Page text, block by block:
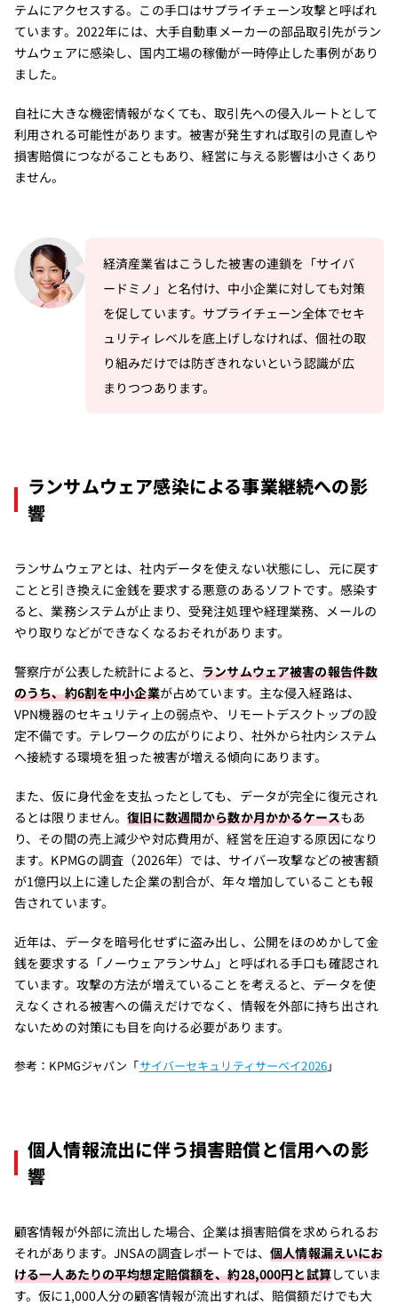
テムにアクセスする。この手口はサプライチェーン攻撃と呼ばれ
ています。2022年には、大手自動車メーカーの部品取引先がラン
サムウェアに感染し、国内工場の稼働が一時停止した事例があり
ました。
自社に大きな機密情報がなくても、取引先への侵入ルートとして
利用される可能性があります。被害が発生すれば取引の見直しや
損害賠償につながることもあり、経営に与える影響は小さくあり
ません。
経済産業省はこうした被害の連鎖を「サイバ
ードミノ」と名付け、中小企業に対しても対策
を促しています。サプライチェーン全体でセキ
ュリティレベルを底上げしなければ、個社の取
り組みだけでは防ぎきれないという認識が広
まりつつあります。
ランサムウェア感染による事業継続への影
響
ランサムウェアとは、社内データを使えない状態にし、元に戻す
ことと引き換えに金銭を要求する悪意のあるソフトです。感染す
ると、業務システムが止まり、受発注処理や経理業務、メールの
やり取りなどができなくなるおそれがあります。
警察庁が公表した統計によると、ランサムウェア被害の報告件数
のうち、約6割を中小企業が占めています。主な侵入経路は、
VPN機器のセキュリティ上の弱点や、リモートデスクトップの設
定不備です。テレワークの広がりにより、社外から社内システム
へ接続する環境を狙った被害が増える傾向にあります。
また、仮に身代金を支払ったとしても、データが完全に復元され
るとは限りません。復旧に数週間から数か月かかるケースもあ
り、その間の売上減少や対応費用が、経営を圧迫する原因になり
ます。KPMGの調査（2026年）では、サイバー攻撃などの被害額
が1億円以上に達した企業の割合が、年々増加していることも報
告されています。
近年は、データを暗号化せずに盗み出し、公開をほのめかして金
銭を要求する「ノーウェアランサム」と呼ばれる手口も確認され
ています。攻撃の方法が増えていることを考えると、データを使
えなくされる被害への備えだけでなく、情報を外部に持ち出され
ないための対策にも目を向ける必要があります。
参考：KPMGジャパン「サイバーセキュリティサーベイ2026」
個人情報流出に伴う損害賠償と信用への影
響
顧客情報が外部に流出した場合、企業は損害賠償を求められるお
それがあります。JNSAの調査レポートでは、個人情報漏えいにお
ける一人あたりの平均想定賠償額を、約28,000円と試算していま
す。仮に1,000人分の顧客情報が流出すれば、賠償額だけでも大